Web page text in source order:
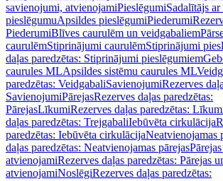
savienojumi, atvienojamiPieslēgumiSadalītājs
pieslēgumuApsildes pieslēgumiPiederumi
PiederumiBlīves caurulēm un veidgabaliem
caurulēmStiprinājumi caurulēmStiprinājumi
daļas paredzētas: Stiprinājumi pieslēgumiem
caurules MLApsildes sistēmu caurules ML
paredzētas: VeidgabaliSavienojumiRezerves
SavienojumiPārejasRezerves daļas paredzētas:
PārejasLīkumiRezerves daļas paredzētas:
daļas paredzētas: TrejgabaliIebūvēta cirkulācija
paredzētas: Iebūvēta cirkulācijaNeatvienojamas
daļas paredzētas: Neatvienojamas pārejas
atvienojamiRezerves daļas paredzētas: Pārejas
atvienojamiNoslēgiRezerves daļas paredzētas: